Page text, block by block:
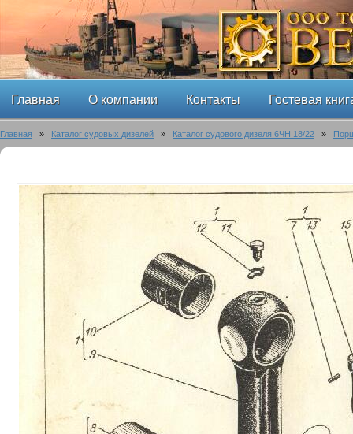
Главная О компании Контакты Гостевая
Главная » Каталог судовых дизелей » Каталог судового дизеля 6ЧН 18/22 »